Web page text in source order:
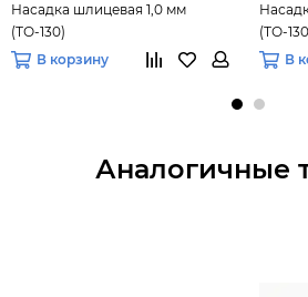
Насадка шлицевая 1,0 мм
(ТО-130)
В корзину
(ТО-
В
Аналогичные